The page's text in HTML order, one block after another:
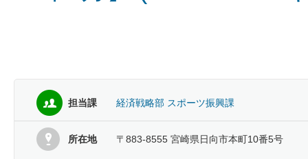
担当課 経済戦略部 スポーツ振興課
所在地 〒883-8555 宮崎県日向市本町10番5号